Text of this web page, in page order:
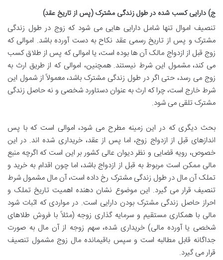
ج) دارایی کسب شده در طول زندگی مشترک (پس از تاریخ عقد)
تنصیف اموال تنها شامل دارایی هایی می شود که زوج در طول زندگی
مشترک و پس از تاریخ رسمی عقد نکاح به دست آورده باشد. اموالی که
زوج قبل از ازدواج مالک آن ها بوده است، یا اموالی که پس از طلاق کسب
می کند، مشمول این شرط نیستند. همچنین، اموالی که از طریق ارث به
زوج می رسد، حتی اگر در طول زندگی مشترک باشد، معمولاً از شمول این
شرط خارج است، چرا که ارث به عنوان دستاورد شخصی و نه حاصل زندگی
مشترک تلقی می شود.
بحث دیگری که در این زمینه مطرح می شود، اموالی است که با پس
اندازهای قبل از ازدواج زوج، اما پس از عقد، خریداری شده اند. در این
خصوص، رویه قضایی و نظر دیوان عالی کشور بر این است که اگرچه منبع
مالی ممکن است مربوط به قبل از ازدواج باشد، اما چون اقدام به خرید و
تملک آن مال در طول زندگی مشترک رخ داده است، آن مال مشمول شرط
تنصیف قرار می گیرد. این موضوع نشان دهنده اهمیت تاریخ تملک و
احراز حاصل زندگی مشترک بودن دارایی است. در مواردی که اثبات شود
مالی با همکاری مستقیم و سرمایه گذاری زوجه (مثلاً با فروش طلاهای
شخصی یا آورده مالی) خریداری شده، سهم زوجه از آن مال به صورت
جداگانه قابل مطالبه است و سپس باقیمانده مال زوج مشمول تنصیف
قرار می گیرد.